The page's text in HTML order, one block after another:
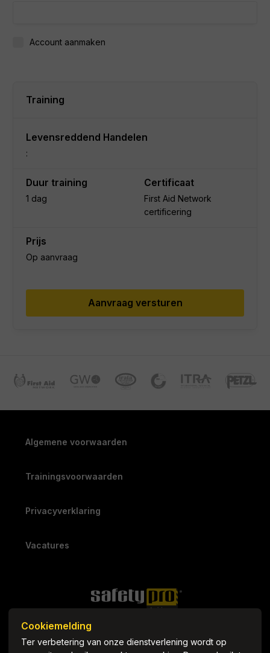
Account aanmaken
Training
Levensreddend Handelen
:
Duur training
1 dag
Certificaat
First Aid Network
certificering
Prijs
Op aanvraag
Aanvraag versturen
Algemene voorwaarden
Trainingsvoorwaarden
Privacyverklaring
Vacatures
Cookiemelding
Ter verbetering van onze dienstverlening wordt op